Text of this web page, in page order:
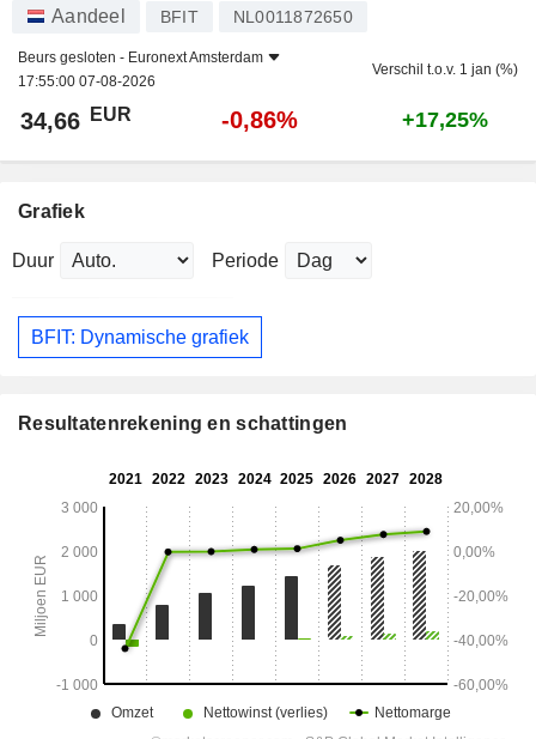
Aandeel BFIT NL0011872650
Beurs gesloten - Euronext Amsterdam
17:55:00 07-08-2026
Verschil t.o.v. 1 jan (%)
34,66 EUR -0,86% +17,25%
Grafiek
Duur Periode
BFIT: Dynamische grafiek
Resultatenrekening en schattingen